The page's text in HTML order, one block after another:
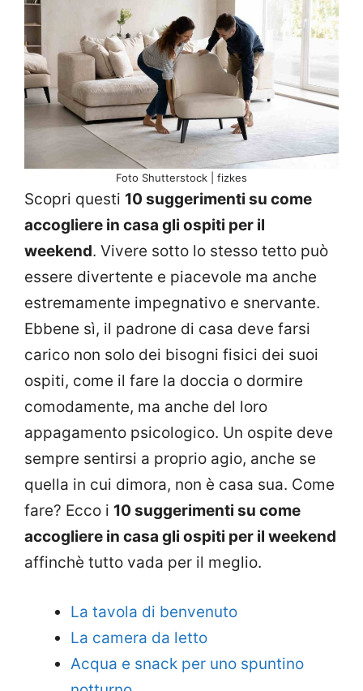
Foto Shutterstock | fizkes
Scopri questi 10 suggerimenti su come
accogliere in casa gli ospiti per il
weekend. Vivere sotto lo stesso tetto può
essere divertente e piacevole ma anche
estremamente impegnativo e snervante.
Ebbene sì, il padrone di casa deve farsi
carico non solo dei bisogni fisici dei suoi
ospiti, come il fare la doccia o dormire
comodamente, ma anche del loro
appagamento psicologico. Un ospite deve
sempre sentirsi a proprio agio, anche se
quella in cui dimora, non è casa sua. Come
fare? Ecco i 10 suggerimenti su come
accogliere in casa gli ospiti per il weekend
affinchè tutto vada per il meglio.
La tavola di benvenuto
La camera da letto
Acqua e snack per uno spuntino